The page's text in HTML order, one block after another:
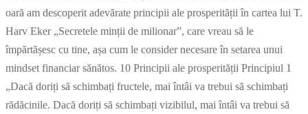
oară am descoperit adevărate principii ale prosperității în cartea lui T.
Harv Eker „Secretele minții de milionar”, care vreau să le
împărtășesc cu tine, așa cum le consider necesare în setarea unui
mindset financiar sănătos. 10 Principii ale prosperității Principiul 1
„Dacă doriți să schimbați fructele, mai întâi va trebui să schimbați
rădăcinile. Dacă doriți să schimbați vizibilul, mai întâi va trebui să